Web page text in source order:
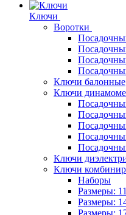
Ключи
Воротки
Ключи балонные
Ключи
Ключи
Ключи
Наборы
Размеры:
Размеры:
Размеры: